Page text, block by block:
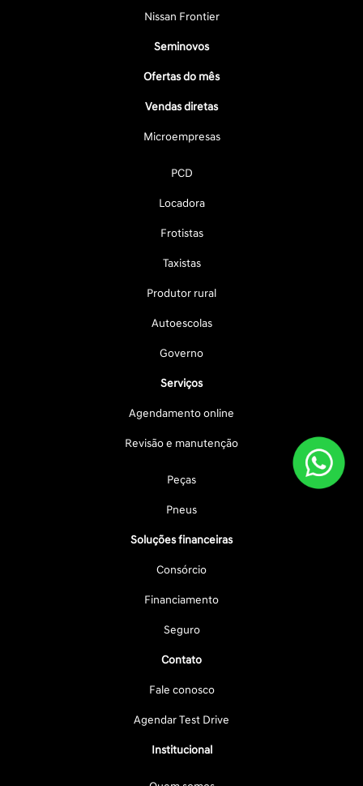
Nissan Frontier
Seminovos
Ofertas do mês
Vendas diretas
Microempresas
PCD
Locadora
Frotistas
Taxistas
Produtor rural
Autoescolas
Governo
Serviços
Agendamento online
Revisão e manutenção
Peças
Pneus
Soluções financeiras
Consórcio
Financiamento
Seguro
Contato
Fale conosco
Agendar Test Drive
Institucional